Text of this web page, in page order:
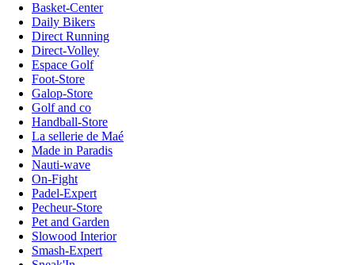
Basket-Center
Daily Bikers
Direct Running
Direct-Volley
Espace Golf
Foot-Store
Galop-Store
Golf and co
Handball-Store
La sellerie de Maé
Made in Paradis
Nauti-wave
On-Fight
Padel-Expert
Pecheur-Store
Pet and Garden
Slowood Interior
Smash-Expert